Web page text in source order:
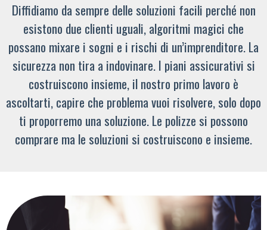
Diffidiamo da sempre delle soluzioni facili perché non
esistono due clienti uguali, algoritmi magici che
possano mixare i sogni e i rischi di un’imprenditore. La
sicurezza non tira a indovinare. I piani assicurativi si
costruiscono insieme, il nostro primo lavoro è
ascoltarti, capire che problema vuoi risolvere, solo dopo
ti proporremo una soluzione. Le polizze si possono
comprare ma le soluzioni si costruiscono e insieme.